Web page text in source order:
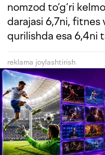
nomzod to‘g‘ri
darajasi 6,7ni, fitnes
qurilishda esa 6,4ni
reklama joylashtirish